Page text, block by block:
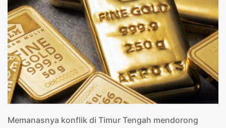
Memanasnya konflik di Timur Tengah mendorong